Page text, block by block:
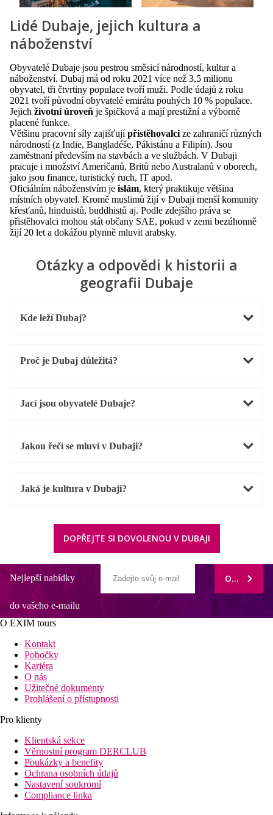
Lidé Dubaje, jejich kultura a
náboženství
Obyvatelé Dubaje jsou pestrou směsicí národností, kultur a
náboženství. Dubaj má od roku 2021 více než 3,5 milionu
obyvatel, tři čtvrtiny populace tvoří muži. Podle údajů z roku
2021 tvoří původní obyvatelé emirátu pouhých 10 % populace.
Jejich životní úroveň je špičková a mají prestižní a výborně
placené funkce.
Většinu pracovní síly zajišťují přistěhovalcize zahraničí různých
národností (z Indie, Bangladéše, Pákistánu a Filipín). Jsou
zaměstnaní především na stavbách a ve službách. V Dubaji
pracuje i množství Američanů, Britů nebo Australanů v oborech,
jako jsou finance, turistický ruch, IT apod.
Oficiálním náboženstvím je islám, který praktikuje většina
místních obyvatel. Kromě muslimů žijí v Dubaji menší komunity
křesťanů, hinduistů, buddhistů aj. Podle zdejšího práva se
přistěhovalci mohou stát občany SAE, pokud v zemi bezúhonně
žijí 20 let a dokážou plynně mluvit arabsky.
Otázky a odpovědi k historii a
geografii Dubaje
Kde leží Dubaj?
Proč je Dubaj důležitá?
Jací jsou obyvatelé Dubaje?
Jakou řečí se mluví v Dubaji?
Jaká je kultura v Dubaji?
DOPŘEJTE SI DOVOLENOU V DUBAJI
Nejlepší nabídky
do vašeho e-mailu
ODEBÍRAT
O EXIM tours
Kontakt
Pobočky
Kariéra
O nás
Užitečné dokumenty
Prohlášení o přístupnosti
Pro klienty
Klientská sekce
Věrnostní program DERCLUB
Poukázky a benefity
Ochrana osobních údajů
Nastavení soukromí
Compliance linka